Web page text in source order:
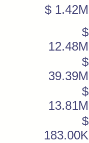
$ 1.42M
$
12.48M
$
39.39M
$
13.81M
$
183.00K